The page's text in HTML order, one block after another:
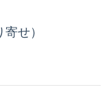
せ）